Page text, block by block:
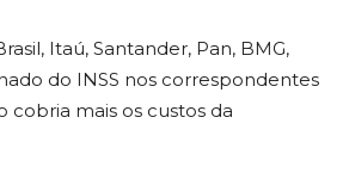
Itaú, Santander, Pan, BMG,
do INSS nos correspondentes
cobria mais os custos da